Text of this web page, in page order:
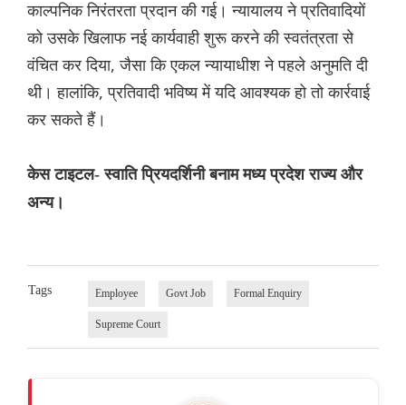
काल्पनिक निरंतरता प्रदान की गई। न्यायालय ने प्रतिवादियों
को उसके खिलाफ नई कार्यवाही शुरू करने की स्वतंत्रता से
वंचित कर दिया, जैसा कि एकल न्यायाधीश ने पहले अनुमति दी
थी। हालांकि, प्रतिवादी भविष्य में यदि आवश्यक हो तो कार्रवाई
कर सकते हैं।
केस टाइटल- स्वाति प्रियदर्शिनी बनाम मध्य प्रदेश राज्य और
अन्य।
Tags Employee Govt Job Formal Enquiry
Supreme Court